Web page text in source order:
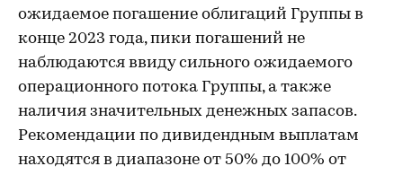
ожидаемое погашение облигаций Группы в
конце 2023 года, пики погашений не
наблюдаются ввиду сильного ожидаемого
операционного потока Группы, а также
наличия значительных денежных запасов.
Рекомендации по дивидендным выплатам
находятся в диапазоне от 50% до 100% от